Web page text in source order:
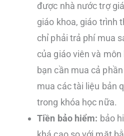
được nhà nước trợ
giáo khoa, giáo trình
chỉ phải trả phí mua
của giáo viên và
bạn cần mua cả
mua các tài liệu bản
trong khóa học nữa.
Tiền bảo hiểm: bảo